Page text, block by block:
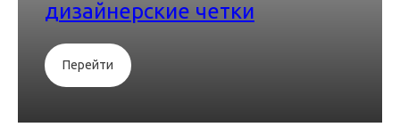
дизайнерские четки
Перейти